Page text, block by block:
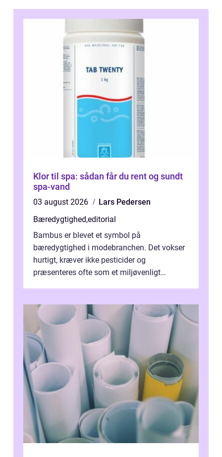
Klor til spa: sådan får du rent og sundt
spa-vand
03 august 2026
Lars Pedersen
Bæredygtighed,editorial
Bambus er blevet et symbol på
bæredygtighed i modebranchen. Det vokser
hurtigt, kræver ikke pesticider og
præsenteres ofte som et miljøvenligt